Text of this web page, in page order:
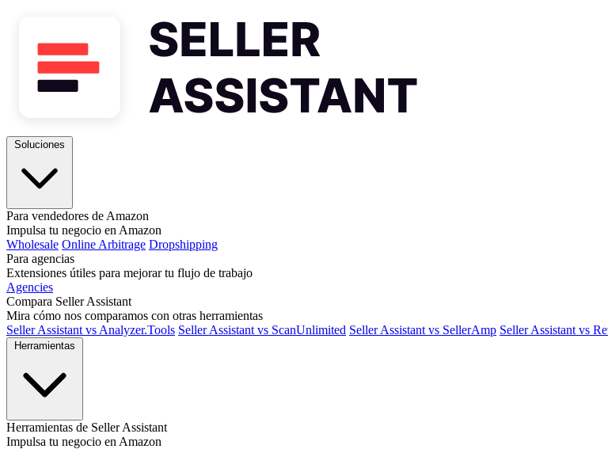
Para vendedores de Amazon
Impulsa tu negocio en Amazon
Wholesale Online Arbitrage Dropshipping
Para agencias
Extensiones útiles para mejorar tu flujo de trabajo
Agencies
Compara Seller Assistant
Mira cómo nos comparamos con otras herramientas
Seller Assistant vs Analyzer.Tools Seller Assistant vs ScanUnlimited Seller Assistant vs SellerAmp Seller Assistant vs
Herramientas de Seller Assistant
Impulsa tu negocio en Amazon